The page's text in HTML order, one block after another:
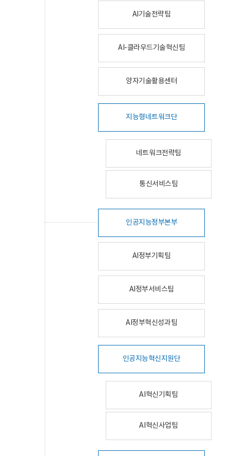
AI기술전략팀
AI-클라우드기술혁신팀
양자기술활용센터
지능형네트워크단
네트워크전략팀
통신서비스팀
인공지능정부본부
AI정부기획팀
AI정부서비스팀
AI정부혁신성과팀
인공지능혁신지원단
AI혁신기획팀
AI혁신사업팀